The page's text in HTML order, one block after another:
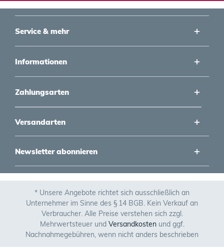
Service & mehr
Informationen
Zahlungsarten
Versandarten
Newsletter abonnieren
* Unsere Angebote richtet sich ausschließlich an
Unternehmer im Sinne des § 14 BGB. Kein Verkauf an
Verbraucher. Alle Preise verstehen sich zzgl.
Mehrwertsteuer und Versandkostenund ggf.
Nachnahmegebühren, wenn nicht anders beschrieben